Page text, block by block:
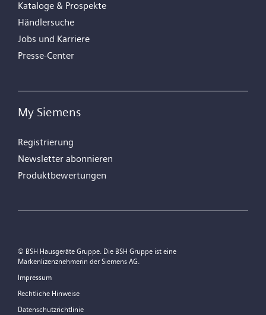
Kataloge & Prospekte
Händlersuche
Jobs und Karriere
Presse-Center
My Siemens
Registrierung
Newsletter abonnieren
Produktbewertungen
© BSH Hausgeräte Gruppe. Die BSH Gruppe ist eine
Markenlizenznehmerin der Siemens AG.
Impressum
Rechtliche Hinweise
Datenschutzrichtlinie